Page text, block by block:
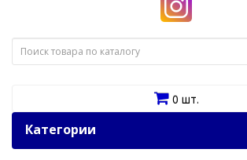
0 шт.
Категории